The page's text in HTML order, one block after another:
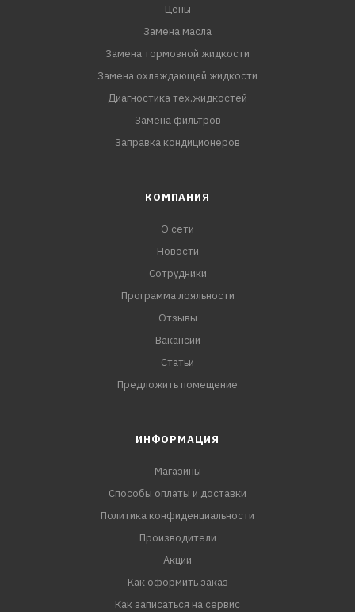
Цены
Замена масла
Замена тормозной жидкости
Замена охлаждающей жидкости
Диагностика тех.жидкостей
Замена фильтров
Заправка кондиционеров
КОМПАНИЯ
О сети
Новости
Сотрудники
Программа лояльности
Отзывы
Вакансии
Статьи
Предложить помещение
ИНФОРМАЦИЯ
Магазины
Способы оплаты и доставки
Политика конфиденциальности
Производители
Акции
Как оформить заказ
Как записаться на сервис